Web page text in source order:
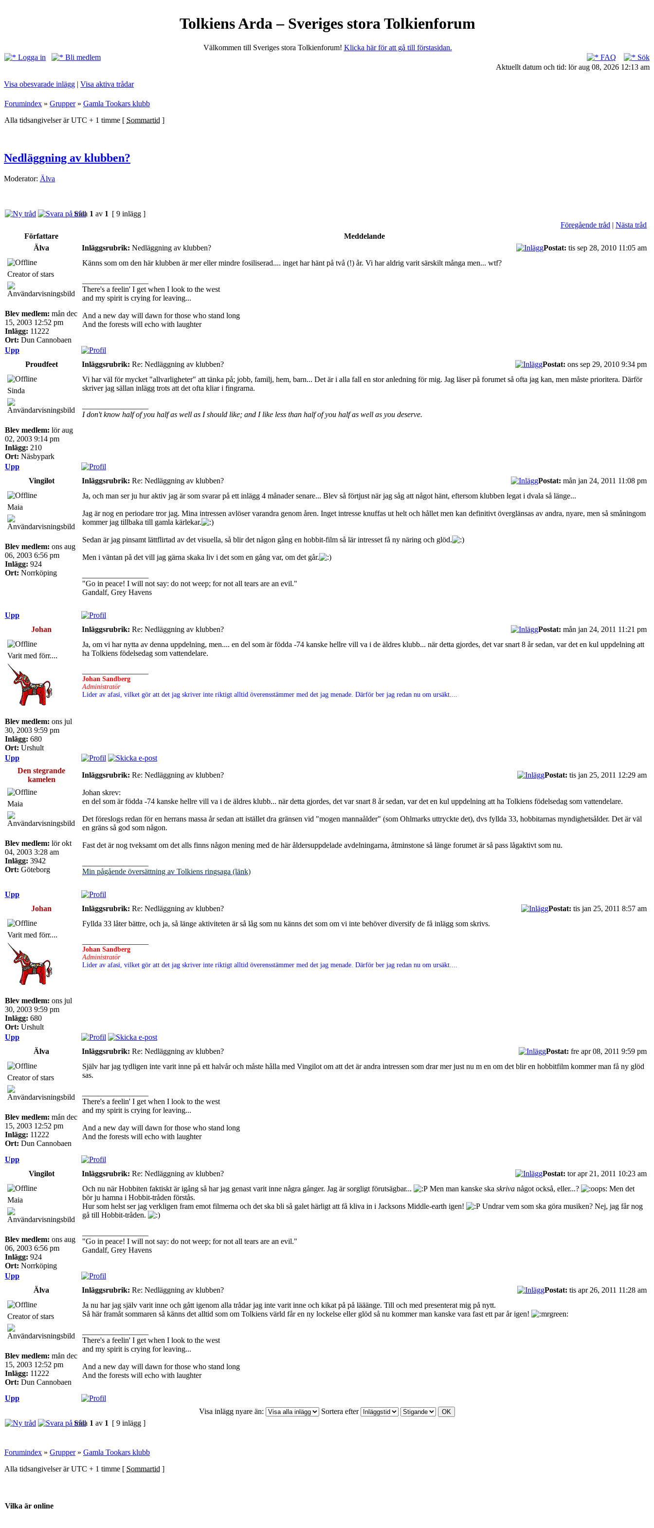
Tolkiens Arda – Sveriges stora Tolkienforum
Välkommen till Sveriges stora Tolkienforum! Klicka här för att gå till förstasidan.
Logga in
Bli medlem FAQ
Sök
Aktuellt datum och tid: lör aug 08, 2026 12:13 am
Visa obesvarade inlägg | Visa aktiva trådar
Forumindex » Grupper» Gamla Tookars klubb
Alla tidsangivelser är UTC + 1 timme [ Sommartid ]
Nedläggning av klubben?
Moderator: Älva
Sida 1 av 1 [ 9 inlägg ]
Föregående tråd | Nästa tråd
Författare
Meddelande
Älva
Inläggsrubrik: Nedläggning av klubben? Postat: tis sep 28, 2010 11:05 am
Creator of stars
Blev medlem: mån dec
15, 2003 12:52 pm
Inlägg: 11222
Ort: Dun Cannobaen
Känns som om den här klubben är mer eller mindre fosiliserad.... inget har hänt på två (!) år. Vi har aldrig varit särskilt många men... wtf?
There's a feelin' I get when I look to the west
and my spirit is crying for leaving...
And a new day will dawn for those who stand long
And the forests will echo with laughter
Upp
Proudfeet
Inläggsrubrik: Re: Nedläggning av klubben? Postat: ons sep 29, 2010 9:34 pm
Sinda
Blev medlem: lör aug
02, 2003 9:14 pm
Inlägg: 210
Ort: Näsbypark
Vi har väl för mycket "allvarligheter" att tänka på; jobb, familj, hem, barn... Det är i alla fall en stor anledning för mig. Jag läser på forumet så ofta jag kan, men måste prioritera. Därför
skriver jag sällan inlägg trots att det ofta kliar i fingrarna.
I don't know half of you half as well as I should like; and I like less than half of you half as well as you deserve.
Upp
Vingilot
Inläggsrubrik: Re: Nedläggning av klubben? Postat: mån jan 24, 2011 11:08 pm
Maia
Blev medlem: ons aug
06, 2003 6:56 pm
Inlägg: 924
Ort: Norrköping
Ja, och man ser ju hur aktiv jag är som svarar på ett inlägg 4 månader senare... Blev så förtjust när jag såg att något hänt, eftersom klubben legat i dvala så länge...
Jag är nog en periodare tror jag. Mina intressen avlöser varandra genom åren. Inget intresse knuffas ut helt och hållet men kan definitivt överglänsas av andra, nyare, men så småningom
kommer jag tillbaka till gamla kärlekar.
Sedan är jag pinsamt lättflirtad av det visuella, så blir det någon gång en hobbit-film så lär intresset få ny näring och glöd.
Men i väntan på det vill jag gärna skaka liv i det som en gång var, om det går.
"Go in peace! I will not say: do not weep; for not all tears are an evil."
Gandalf, Grey Havens
Upp
Johan
Inläggsrubrik: Re: Nedläggning av klubben? Postat: mån jan 24, 2011 11:21 pm
Varit med förr....
Blev medlem: ons jul
30, 2003 9:59 pm
Inlägg: 680
Ort: Urshult
Ja, om vi har nytta av denna uppdelning, men.... en del som är födda -74 kanske hellre vill va i de äldres klubb... när detta gjordes, det var snart 8 år sedan, var det en kul uppdelning att
ha Tolkiens födelsedag som vattendelare.
Johan Sandberg
Administratör
Lider av afasi, vilket gör att det jag skriver inte riktigt alltid överensstämmer med det jag menade. Därför ber jag redan nu om ursäkt....
Upp
Den stegrande
kamelen
Inläggsrubrik: Re: Nedläggning av klubben? Postat: tis jan 25, 2011 12:29 am
Maia
Blev medlem: lör okt
04, 2003 3:28 am
Inlägg: 3942
Ort: Göteborg
Johan skrev:
en del som är födda -74 kanske hellre vill va i de äldres klubb... när detta gjordes, det var snart 8 år sedan, var det en kul uppdelning att ha Tolkiens födelsedag som vattendelare.
Det föreslogs redan för en herrans massa år sedan att istället dra gränsen vid "mogen mannaålder" (som Ohlmarks uttryckte det), dvs fyllda 33, hobbitarnas myndighetsålder. Det är väl
en gräns så god som någon.
Fast det är nog tveksamt om det alls finns någon mening med de här åldersuppdelade avdelningarna, åtminstone så länge forumet är så pass lågaktivt som nu.
Min pågående översättning av Tolkiens ringsaga (länk)
Upp
Johan
Inläggsrubrik: Re: Nedläggning av klubben? Postat: tis jan 25, 2011 8:57 am
Varit med förr....
Blev medlem: ons jul
30, 2003 9:59 pm
Inlägg: 680
Ort: Urshult
Fyllda 33 låter bättre, och ja, så länge aktiviteten är så låg som nu känns det som om vi inte behöver diversify de få inlägg som skrivs.
Johan Sandberg
Administratör
Lider av afasi, vilket gör att det jag skriver inte riktigt alltid överensstämmer med det jag menade. Därför ber jag redan nu om ursäkt....
Upp
Älva
Inläggsrubrik: Re: Nedläggning av klubben? Postat: fre apr 08, 2011 9:59 pm
Creator of stars
Blev medlem: mån dec
15, 2003 12:52 pm
Inlägg: 11222
Ort: Dun Cannobaen
Själv har jag tydligen inte varit inne på ett halvår och måste hålla med Vingilot om att det är andra intressen som drar mer just nu m en om det blir en hobbitfilm kommer man få ny glöd
sas.
There's a feelin' I get when I look to the west
and my spirit is crying for leaving...
And a new day will dawn for those who stand long
And the forests will echo with laughter
Upp
Vingilot
Inläggsrubrik: Re: Nedläggning av klubben? Postat: tor apr 21, 2011 10:23 am
Maia
Blev medlem: ons aug
06, 2003 6:56 pm
Inlägg: 924
Ort: Norrköping
Och nu när Hobbiten faktiskt är igång så har jag genast varit inne några gånger. Jag är sorgligt förutsägbar... Men man kanske ska skriva något också, eller...?
Men det
bör ju hamna i Hobbit-tråden förstås.
Hur som helst ser jag verkligen fram emot filmerna och det ska bli så galet härligt att få kliva in i Jacksons Middle-earth igen!
Undrar vem som ska göra musiken? Nej, jag får nog
gå till Hobbit-tråden.
"Go in peace! I will not say: do not weep; for not all tears are an evil."
Gandalf, Grey Havens
Upp
Älva
Inläggsrubrik: Re: Nedläggning av klubben? Postat: tis apr 26, 2011 11:28 am
Creator of stars
Blev medlem: mån dec
15, 2003 12:52 pm
Inlägg: 11222
Ort: Dun Cannobaen
Ja nu har jag själv varit inne och gått igenom alla trådar jag inte varit inne och kikat på på lääänge. Till och med presenterat mig på nytt.
Så här framåt sommaren så känns det alltid som om Tolkiens värld får en ny lockelse eller glöd så nu kommer man kanske vara fast ett par år igen!
There's a feelin' I get when I look to the west
and my spirit is crying for leaving...
And a new day will dawn for those who stand long
And the forests will echo with laughter
Upp
Visa inlägg nyare än:
Sortera efter
Sida 1 av 1 [ 9 inlägg ]
Forumindex » Grupper» Gamla Tookars klubb
Alla tidsangivelser är UTC + 1 timme [ Sommartid ]
Vilka är online